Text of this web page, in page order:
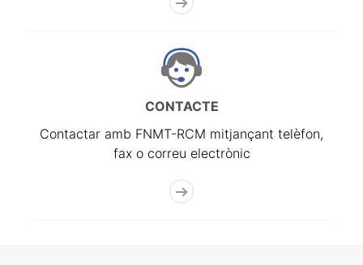
CONTACTE
Contactar amb FNMT-RCM mitjançant telèfon,
fax o correu electrònic